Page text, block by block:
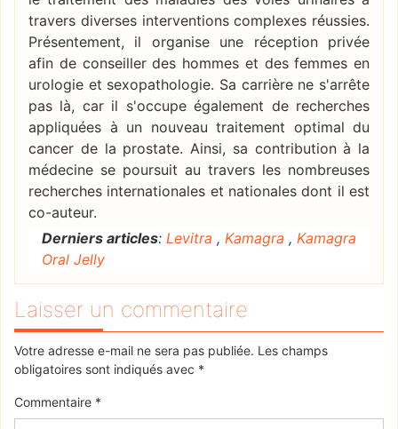
travers diverses interventions complexes réussies.
Présentement, il organise une réception privée
afin de conseiller des hommes et des femmes en
urologie et sexopathologie. Sa carrière ne s'arrête
pas là, car il s'occupe également de recherches
appliquées à un nouveau traitement optimal du
cancer de la prostate. Ainsi, sa contribution à la
médecine se poursuit au travers les nombreuses
recherches internationales et nationales dont il est
co-auteur.
Derniers articles: Levitra , Kamagra , Kamagra
Oral Jelly
Laisser un commentaire
Votre adresse e-mail ne sera pas publiée. Les champs
obligatoires sont indiqués avec *
Commentaire *